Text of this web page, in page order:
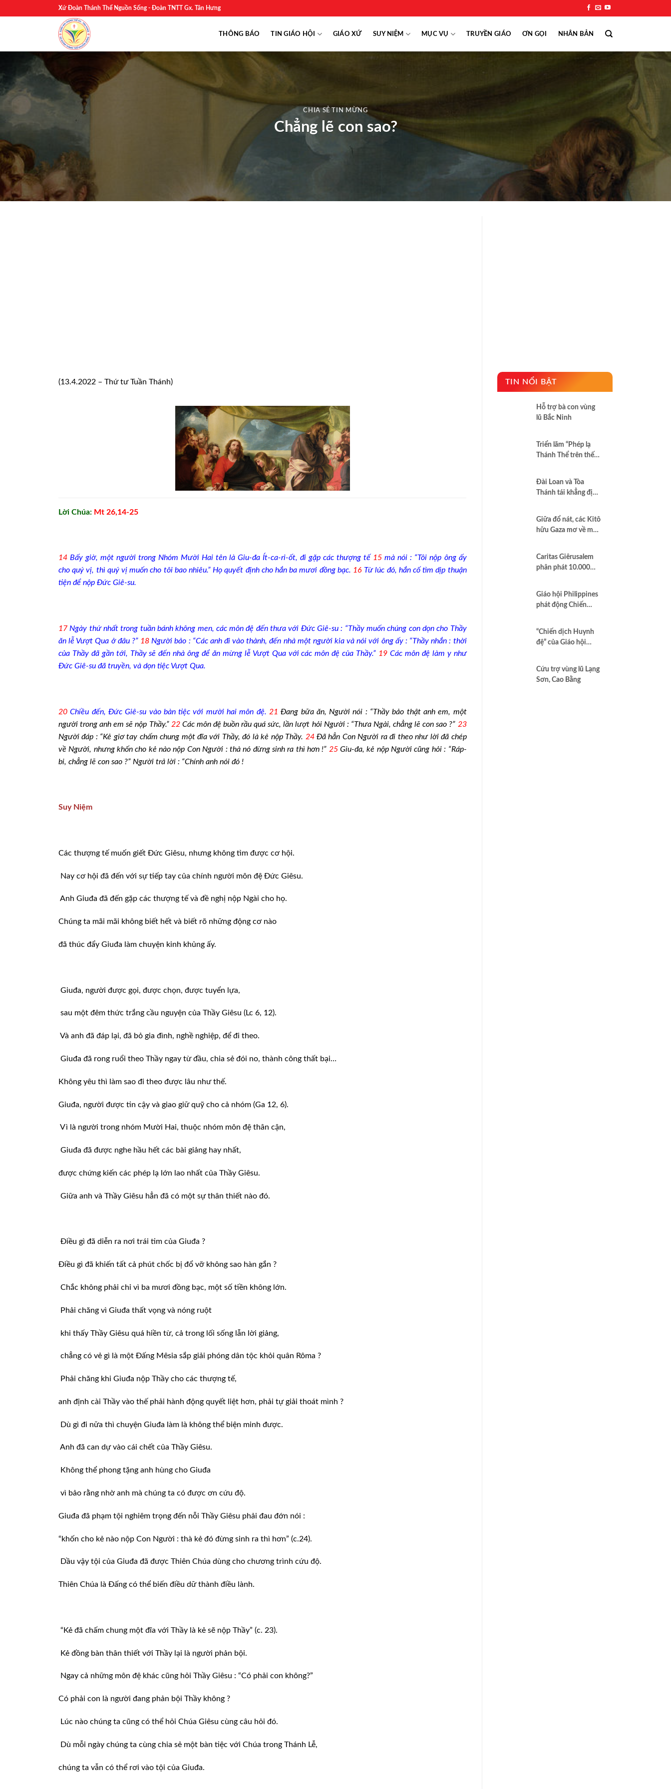
to
Xứ Đoàn Thánh Thể Nguồn Sống - Đoàn TNTT Gx. Tân Hưng
THÔNG BÁO TIN GIÁO HỘI GIÁO XỨ SUY NIỆM MỤC VỤ TRUYỀN GIÁO ƠN GỌI NHÂN BẢN
CHIA SẺ TIN MỪNG
Chẳng lẽ con sao?
(13.4.2022 – Thứ tư Tuần Thánh)
Lời Chúa: Mt 26,14-25
14 Bấy giờ, một người trong Nhóm Mười Hai tên là Giu-đa Ít-ca-ri-ốt, đi gặp các thượng tế 15mà nói : “Tôi nộp ông ấy
cho quý vị, thì quý vị muốn cho tôi bao nhiêu.” Họ quyết định cho hắn ba mươi đồng bạc. 16Từ lúc đó, hắn cố tìm dịp thuận
tiện để nộp Đức Giê-su.
17 Ngày thứ nhất trong tuần bánh không men, các môn đệ đến thưa với Đức Giê-su : “Thầy muốn chúng con dọn cho Thầy
ăn lễ Vượt Qua ở đâu ?” 18 Người bảo : “Các anh đi vào thành, đến nhà một người kia và nói với ông ấy : “Thầy nhắn : thời
của Thầy đã gần tới, Thầy sẽ đến nhà ông để ăn mừng lễ Vượt Qua với các môn đệ của Thầy.” 19 Các môn đệ làm y như
Đức Giê-su đã truyền, và dọn tiệc Vượt Qua.
20 Chiều đến, Đức Giê-su vào bàn tiệc với mười hai môn đệ. 21 Đang bữa ăn, Người nói : “Thầy bảo thật anh em, một
người trong anh em sẽ nộp Thầy.” 22Các môn đệ buồn rầu quá sức, lần lượt hỏi Người : “Thưa Ngài, chẳng lẽ con sao ?” 23
Người đáp : “Kẻ giơ tay chấm chung một đĩa với Thầy, đó là kẻ nộp Thầy. 24Đã hẳn Con Người ra đi theo như lời đã chép
về Người, nhưng khốn cho kẻ nào nộp Con Người : thà nó đừng sinh ra thì hơn !” 25Giu-đa, kẻ nộp Người cũng hỏi : “Ráp-
bi, chẳng lẽ con sao ?” Người trả lời : “Chính anh nói đó !
Suy Niệm
Các thượng tế muốn giết Đức Giêsu, nhưng không tìm được cơ hội.
Nay cơ hội đã đến với sự tiếp tay của chính người môn đệ Đức Giêsu.
Anh Giuđa đã đến gặp các thượng tế và đề nghị nộp Ngài cho họ.
Chúng ta mãi mãi không biết hết và biết rõ những động cơ nào
đã thúc đẩy Giuđa làm chuyện kinh khủng ấy.
Giuđa, người được gọi, được chọn, được tuyển lựa,
sau một đêm thức trắng cầu nguyện của Thầy Giêsu (Lc 6, 12).
Và anh đã đáp lại, đã bỏ gia đình, nghề nghiệp, để đi theo.
Giuđa đã rong ruổi theo Thầy ngay từ đầu, chia sẻ đói no, thành công thất bại…
Không yêu thì làm sao đi theo được lâu như thế.
Giuđa, người được tin cậy và giao giữ quỹ cho cả nhóm (Ga 12, 6).
Vì là người trong nhóm Mười Hai, thuộc nhóm môn đệ thân cận,
Giuđa đã được nghe hầu hết các bài giảng hay nhất,
được chứng kiến các phép lạ lớn lao nhất của Thầy Giêsu.
Giữa anh và Thầy Giêsu hẳn đã có một sự thân thiết nào đó.
Điều gì đã diễn ra nơi trái tim của Giuđa ?
Điều gì đã khiến tất cả phút chốc bị đổ vỡ không sao hàn gắn ?
Chắc không phải chỉ vì ba mươi đồng bạc, một số tiền không lớn.
Phải chăng vì Giuđa thất vọng và nóng ruột
khi thấy Thầy Giêsu quá hiền từ, cả trong lối sống lẫn lời giảng,
chẳng có vẻ gì là một Đấng Mêsia sắp giải phóng dân tộc khỏi quân Rôma ?
Phải chăng khi Giuđa nộp Thầy cho các thượng tế,
anh định cài Thầy vào thế phải hành động quyết liệt hơn, phải tự giải thoát mình ?
Dù gì đi nữa thì chuyện Giuđa làm là không thể biện minh được.
Anh đã can dự vào cái chết của Thầy Giêsu.
Không thể phong tặng anh hùng cho Giuđa
vì bảo rằng nhờ anh mà chúng ta có được ơn cứu độ.
Giuđa đã phạm tội nghiêm trọng đến nỗi Thầy Giêsu phải đau đớn nói :
“khốn cho kẻ nào nộp Con Người : thà kẻ đó đừng sinh ra thì hơn” (c.24).
Dầu vậy tội của Giuđa đã được Thiên Chúa dùng cho chương trình cứu độ.
Thiên Chúa là Đấng có thể biến điều dữ thành điều lành.
“Kẻ đã chấm chung một đĩa với Thầy là kẻ sẽ nộp Thầy” (c. 23).
Kẻ đồng bàn thân thiết với Thầy lại là người phản bội.
Ngay cả những môn đệ khác cũng hỏi Thầy Giêsu : “Có phải con không?”
Có phải con là người đang phản bội Thầy không ?
Lúc nào chúng ta cũng có thể hỏi Chúa Giêsu cùng câu hỏi đó.
Dù mỗi ngày chúng ta cùng chia sẻ một bàn tiệc với Chúa trong Thánh Lễ,
chúng ta vẫn có thể rơi vào tội của Giuđa.
TIN NỔI BẬT
Hỗ trợ bà con vùng
lũ Bắc Ninh
Triển lãm “Phép lạ
Thánh Thể trên thế
Đài Loan và Tòa
Thánh tái khẳng định
hòa bình và dân chủ
Giữa đổ nát, các Kitô
hữu Gaza mơ về một
Caritas Giêrusalem
phân phát 10.000
tại Dải Gaza
Giáo hội Philippines
phát động Chiến
chống tham nhũng
và cầu nguyện cho
quốc gia
“Chiến dịch Huynh
đệ” của Giáo hội
cao nhất của Bác ái
Cứu trợ vùng lũ Lạng
Sơn, Cao Bằng